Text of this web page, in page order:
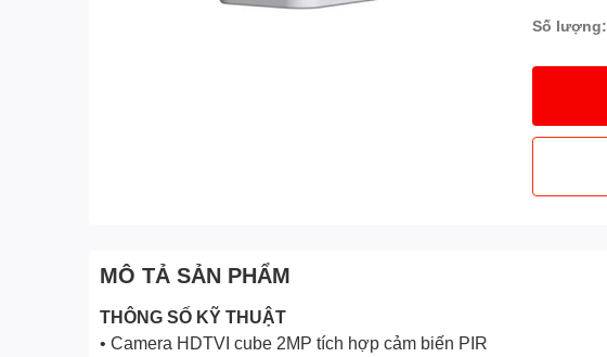
Số lượng:
MÔ TẢ SẢN PHẨM
THÔNG SỐ KỸ THUẬT
• Camera HDTVI cube 2MP tích hợp cảm biến PIR